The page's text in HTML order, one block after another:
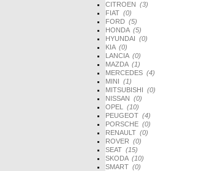
CITROEN (3)
FIAT (0)
FORD (5)
HONDA (5)
HYUNDAI (0)
KIA (0)
LANCIA (0)
MAZDA (1)
MERCEDES (4)
MINI (1)
MITSUBISHI (0)
NISSAN (0)
OPEL (10)
PEUGEOT (4)
PORSCHE (0)
RENAULT (0)
ROVER (0)
SEAT (15)
SKODA (10)
SMART (0)